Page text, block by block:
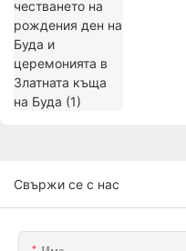
Свържи се с нас